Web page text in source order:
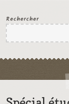
Rechercher